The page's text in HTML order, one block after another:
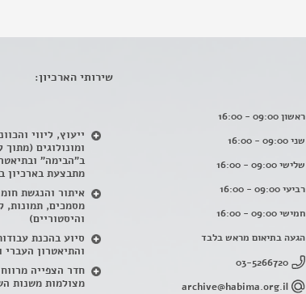
ראשון 09:00 - 16:00
שני 09:00 - 16:00
שלישי 09:00 - 16:00
רביעי 09:00 - 16:00
חמישי 09:00 - 16:00
הגעה בתיאום מראש בלבד
03-5266720
archive@habima.org.il
שירותי הארכיון:
ייעוץ, ליווי
ב"הבימה"
מתבצעת בארכיון
איתור והנגשת
מסמכים, תמונות,
והיסטוריים)
סיוע בהכנת
והתיאטרון העברי
מצולמות משנות